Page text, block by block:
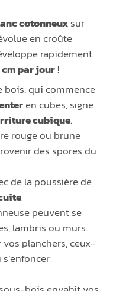
cotonneuxsur
en croûte
rapidement.
cm par jour!
qui commence
en cubes, signe
cubique.
rouge ou brune
des spores du
de la poussière de
.
peuvent se
lambris ou murs.
planchers, ceux-